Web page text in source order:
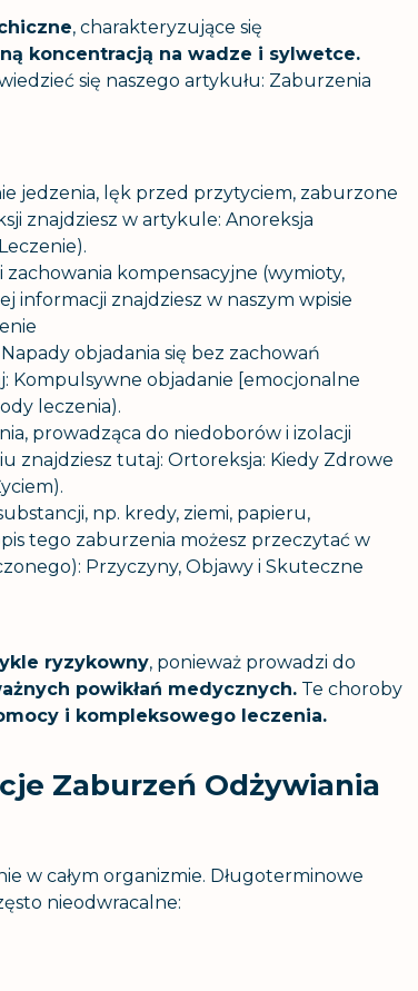
, charakteryzujące się
koncentracją na wadze i sylwetce.
się naszego artykułu: Zaburzenia
jedzenia, lęk przed przytyciem, zaburzone
znajdziesz w artykule: Anoreksja
).
zachowania kompensacyjne (wymioty,
informacji znajdziesz w naszym wpisie
objadania się bez zachowań
Kompulsywne objadanie [emocjonalne
leczenia).
prowadząca do niedoborów i izolacji
znajdziesz tutaj: Ortoreksja: Kiedy Zdrowe
).
np. kredy, ziemi, papieru,
tego zaburzenia możesz przeczytać w
Przyczyny, Objawy i Skuteczne
ryzykowny, ponieważ prowadzi do
powikłań medycznych.Te choroby
i kompleksowego leczenia.
Zaburzeń Odżywiania
w całym organizmie. Długoterminowe
nieodwracalne: